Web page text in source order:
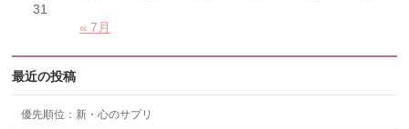
« 7月
31
最近の投稿
優先順位：新・心のサプリ